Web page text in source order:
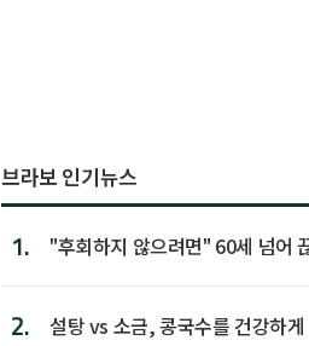
브라보 인기뉴스
1.
"후회하지 않으려면" 60세 넘어
2. 설탕 vs 소금, 콩국수를 건강하게